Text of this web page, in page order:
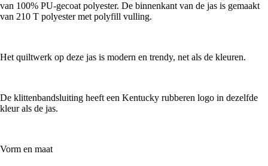
van 100% PU-gecoat polyester. De binnenkant van de jas is gemaakt
van 210 T polyester met polyfill vulling.
Het quiltwerk op deze jas is modern en trendy, net als de kleuren.
De klittenbandsluiting heeft een Kentucky rubberen logo in dezelfde
kleur als de jas.
Vorm en maat